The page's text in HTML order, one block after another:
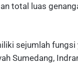
total luas
sejumlah
Sumedang,